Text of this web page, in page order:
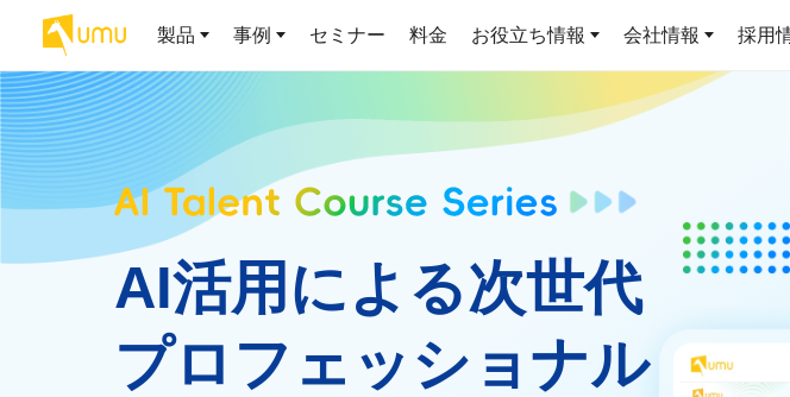
製品
リテラシー
AIリテラシーコース
大規模言語モデル時代のAIリテ
ラシー養成オンラインコース
プロンプトリテラシーのミ
わずか1時間で、初学者から専門
家まで。AIを使いこなすプロン
UMU AI
学習の科学に基づくAIロープレ
織成果へ
Chatbot
AIとの対話トレーニングによ
る、効果的な会話パターンの習
事例
導入事例
お客様の課題解決のプロセスと成果を、インタビュー記事でご
紹介します
お客様の声
UMUをご利用中のお客様から寄せられた、リアルなご感想や喜
導入企業一覧
セミナー 料金 お役立ち情報
お役立ち資料
AI活用や人材育成に役立つ、課題解決のための資料を無料でご
提供します
お知らせ
イベントやプレスリリースなど、UMUに関する最新の公式情報
UMUコースマーケット
よくある質問
サービスのご
会社情報
会社概要
世界203カ国・国内28,000社以上の導入実績と基本情報
私たちについて
ミッション・ビジョン、社名に込められた想い
代表メッセージ
AI時代に、人間の可能性を拡張する。学びと人的資本の未来
採用
AI活用による次世代
プロフェッショナル